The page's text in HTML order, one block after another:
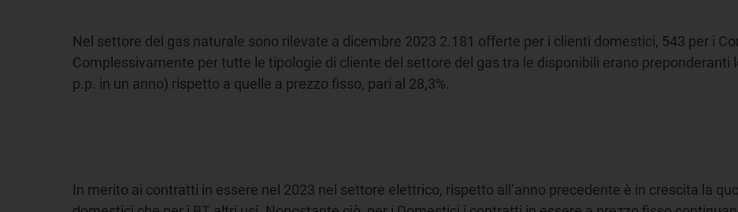
Nel settore del gas naturale sono rilevate a dicembre 2023 2.181 offerte per i clienti domestici, 543 per i
Complessivamente per tutte le tipologie di cliente del settore del gas tra le disponibili erano preponderanti
p.p. in un anno) rispetto a quelle a prezzo fisso, pari al 28,3%.
In merito ai contratti in essere nel 2023 nel settore elettrico, rispetto all’anno precedente è in crescita la